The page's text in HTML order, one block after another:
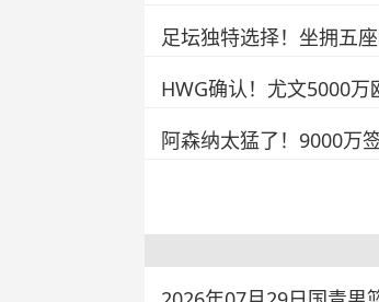
足坛独特选择！坐拥五
HWG确认！尤文5000万
阿森纳太猛了！9000万